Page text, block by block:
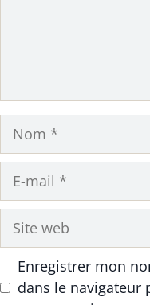
Nom
mail
Site
web
Enregistrer mon
dans le navigateur